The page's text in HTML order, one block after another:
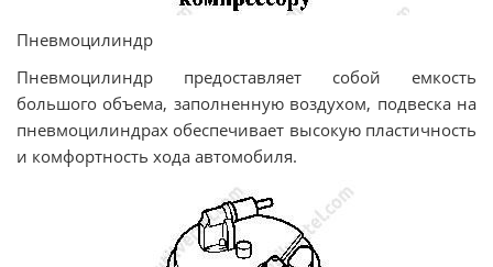
Пневмоцилиндр
Пневмоцилиндр предоставляет собой емкость
большого объема, заполненную воздухом, подвеска на
пневмоцилиндрах обеспечивает высокую пластичность
и комфортность хода автомобиля.